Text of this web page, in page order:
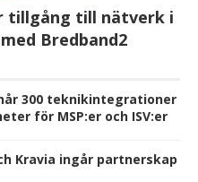
tillgång till nätverk i
Bredband2
300 teknikintegrationer
för MSP:er och ISV:er
Kravia ingår partnerskap